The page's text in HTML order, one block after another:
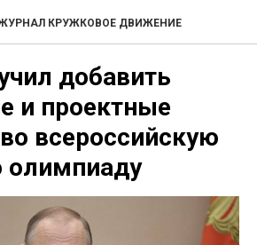
КРУЖКОВОЕ ДВИЖЕНИЕ
добавить
и проектные
всероссийскую